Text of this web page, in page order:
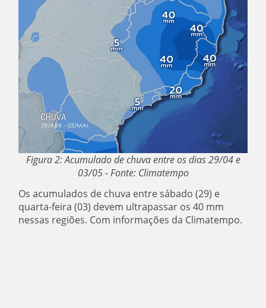
Figura 2: Acumulado de chuva entre os dias 29/04 e
03/05 - Fonte: Climatempo
Os acumulados de chuva entre sábado (29) e
quarta-feira (03) devem ultrapassar os 40 mm
nessas regiões. Com informações da Climatempo.